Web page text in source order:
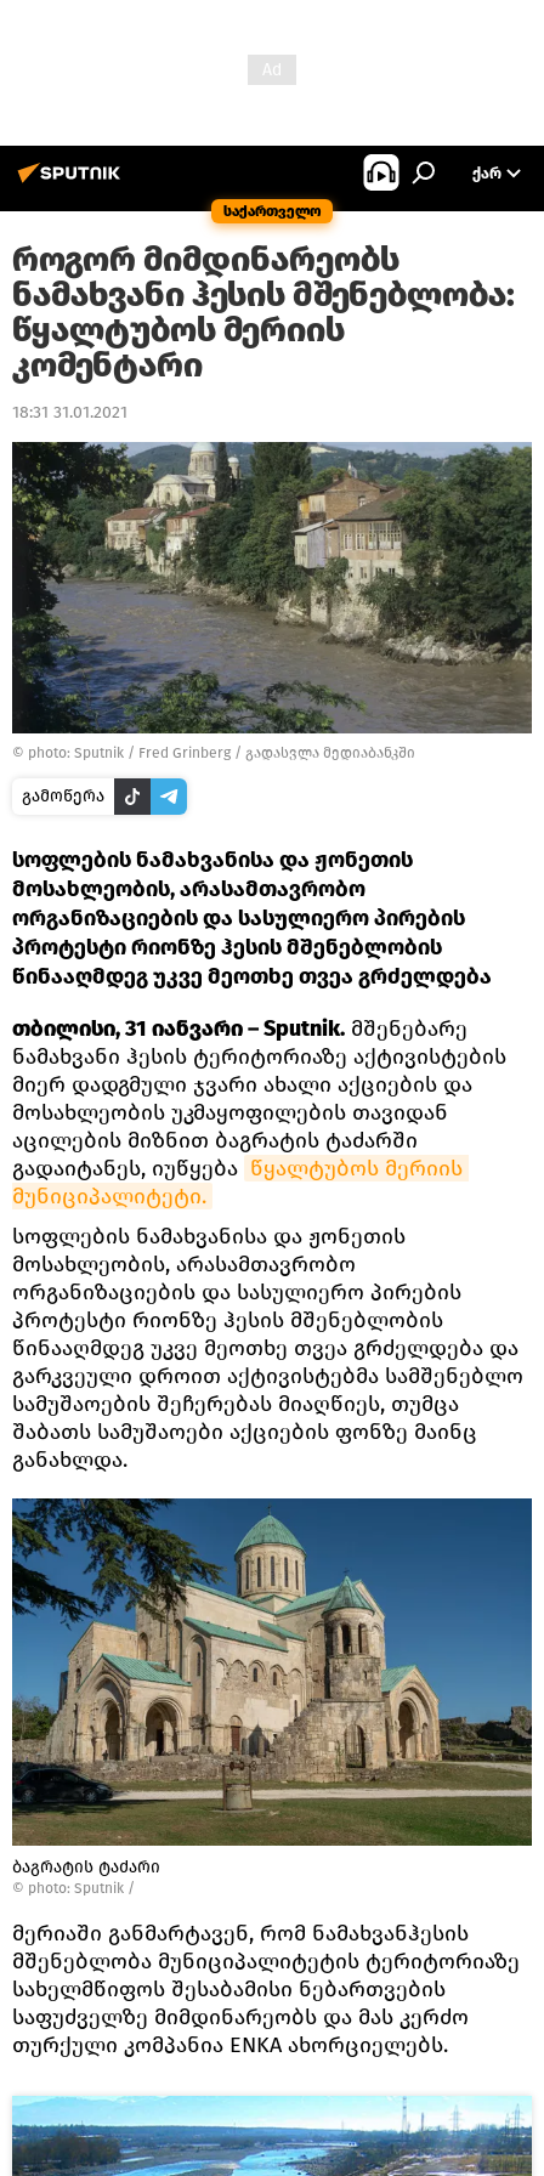
საქართველო
ᲥᲐᲠ
როგორ მიმდინარეობს
ნამახვანი ჰესის მშენებლობა:
წყალტუბოს მერიის
კომენტარი
18:31 31.01.2021
© photo: Sputnik / Fred Grinberg / გადასვლა მედიაბანკში
გამოწერა
სოფლების ნამახვანისა და ჟონეთის
მოსახლეობის, არასამთავრობო
ორგანიზაციების და სასულიერო პირების
პროტესტი რიონზე ჰესის მშენებლობის
წინააღმდეგ უკვე მეოთხე თვეა გრძელდება
თბილისი, 31 იანვარი – Sputnik. მშენებარე
ნამახვანი ჰესის ტერიტორიაზე აქტივისტების
მიერ დადგმული ჯვარი ახალი აქციების და
მოსახლეობის უკმაყოფილების თავიდან
აცილების მიზნით ბაგრატის ტაძარში
გადაიტანეს, იუწყება წყალტუბოს მერიის
მუნიციპალიტეტი.
სოფლების ნამახვანისა და ჟონეთის
მოსახლეობის, არასამთავრობო
ორგანიზაციების და სასულიერო პირების
პროტესტი რიონზე ჰესის მშენებლობის
წინააღმდეგ უკვე მეოთხე თვეა გრძელდება და
გარკვეული დროით აქტივისტებმა სამშენებლო
სამუშაოების შეჩერებას მიაღწიეს, თუმცა
შაბათს სამუშაოები აქციების ფონზე მაინც
განახლდა.
ბაგრატის ტაძარი
© photo: Sputnik /
მერიაში განმარტავენ, რომ ნამახვანჰესის
მშენებლობა მუნიციპალიტეტის ტერიტორიაზე
სახელმწიფოს შესაბამისი ნებართვების
საფუძველზე მიმდინარეობს და მას კერძო
თურქული კომპანია ENKA ახორციელებს.